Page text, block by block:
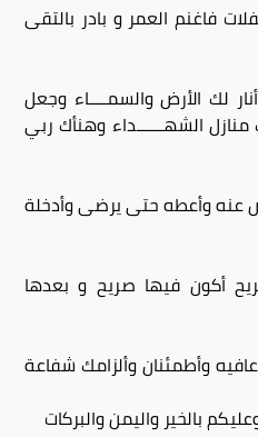
فاغنم العمر و بادر بالتقى
لك الأرض والسمــــاء وجعل
الشهــــــداء وهنأك ربي
عنه وأعطه حتى يرضى وأدخلة
أكون فيها صريح و بعدها
عافيه وأطمئنان وألزامك شفاعة
بالخير واليمن والبركات